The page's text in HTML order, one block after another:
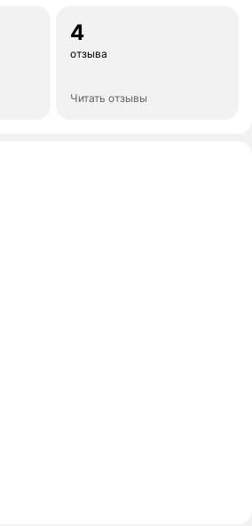
4
отзыва
Читать отзывы